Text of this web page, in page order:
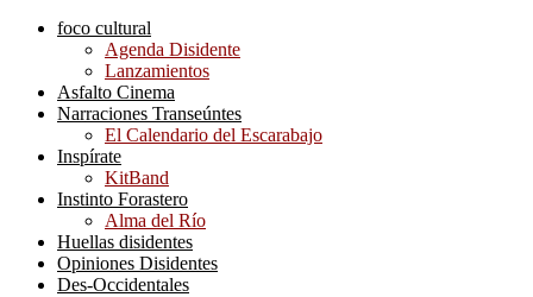
foco cultural
Agenda Disidente
Lanzamientos
Asfalto Cinema
Narraciones Transeúntes
El Calendario del Escarabajo
Inspírate
KitBand
Instinto Forastero
Alma del Río
Huellas disidentes
Opiniones Disidentes
Des-Occidentales